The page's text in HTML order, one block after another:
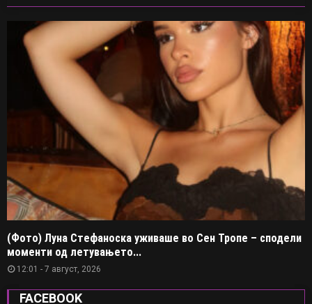
(Фото) Луна Стефаноска уживаше во Сен Тропе – сподели
моменти од летувањето...
12:01 - 7 август, 2026
FACEBOOK